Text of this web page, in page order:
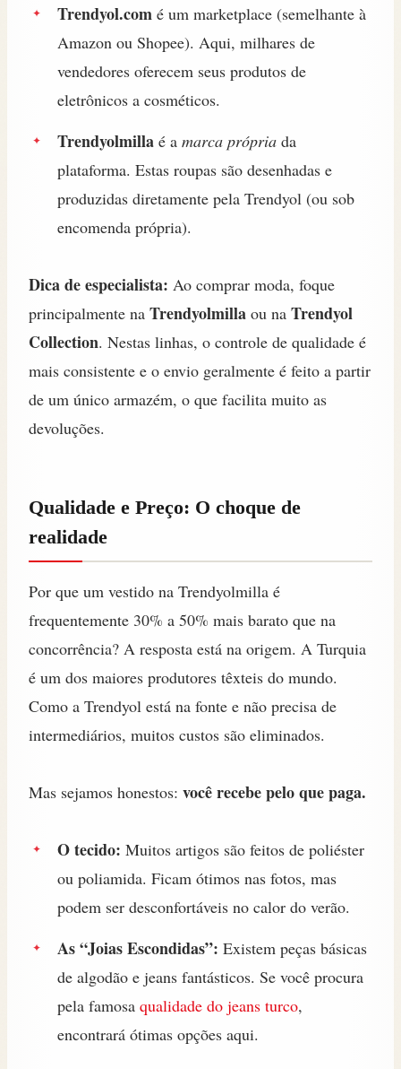
Trendyol.com é um marketplace (semelhante à
Amazon ou Shopee). Aqui, milhares de
vendedores oferecem seus produtos de
eletrônicos a cosméticos.
Trendyolmilla é a marca própria da
plataforma. Estas roupas são desenhadas e
produzidas diretamente pela Trendyol (ou sob
encomenda própria).
Dica de especialista: Ao comprar moda, foque
principalmente na Trendyolmilla ou na Trendyol
Collection. Nestas linhas, o controle de qualidade é
mais consistente e o envio geralmente é feito a partir
de um único armazém, o que facilita muito as
devoluções.
Qualidade e Preço: O choque de
realidade
Por que um vestido na Trendyolmilla é
frequentemente 30% a 50% mais barato que na
concorrência? A resposta está na origem. A Turquia
é um dos maiores produtores têxteis do mundo.
Como a Trendyol está na fonte e não precisa de
intermediários, muitos custos são eliminados.
Mas sejamos honestos: você recebe pelo que paga.
O tecido: Muitos artigos são feitos de poliéster
ou poliamida. Ficam ótimos nas fotos, mas
podem ser desconfortáveis no calor do verão.
As “Joias Escondidas”: Existem peças básicas
de algodão e jeans fantásticos. Se você procura
pela famosa qualidade do jeans turco,
encontrará ótimas opções aqui.